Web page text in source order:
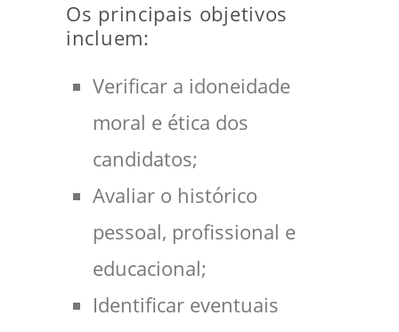
Os principais objetivos
incluem:
Verificar a idoneidade
moral e ética dos
candidatos;
Avaliar o histórico
pessoal, profissional e
educacional;
Identificar eventuais